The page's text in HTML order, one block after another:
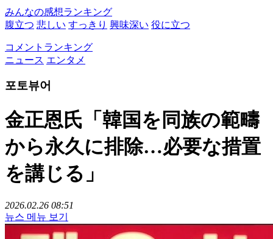
みんなの感想ランキング
腹立つ 悲しい すっきり 興味深い 役に立つ
コメントランキング
ニュース エンタメ
포토뷰어
金正恩氏「韓国を同族の範疇
から永久に排除…必要な措置
を講じる」
2026.02.26 08:51
뉴스 메뉴 보기